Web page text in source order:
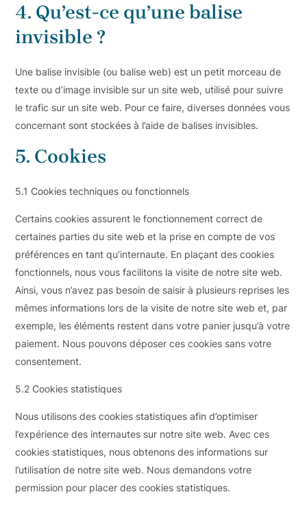
4. Qu’est-ce qu’une balise
invisible ?
Une balise invisible (ou balise web) est un petit morceau de
texte ou d’image invisible sur un site web, utilisé pour suivre
le trafic sur un site web. Pour ce faire, diverses données vous
concernant sont stockées à l’aide de balises invisibles.
5. Cookies
5.1 Cookies techniques ou fonctionnels
Certains cookies assurent le fonctionnement correct de
certaines parties du site web et la prise en compte de vos
préférences en tant qu’internaute. En plaçant des cookies
fonctionnels, nous vous facilitons la visite de notre site web.
Ainsi, vous n’avez pas besoin de saisir à plusieurs reprises les
mêmes informations lors de la visite de notre site web et, par
exemple, les éléments restent dans votre panier jusqu’à votre
paiement. Nous pouvons déposer ces cookies sans votre
consentement.
5.2 Cookies statistiques
Nous utilisons des cookies statistiques afin d’optimiser
l’expérience des internautes sur notre site web. Avec ces
cookies statistiques, nous obtenons des informations sur
l’utilisation de notre site web. Nous demandons votre
permission pour placer des cookies statistiques.